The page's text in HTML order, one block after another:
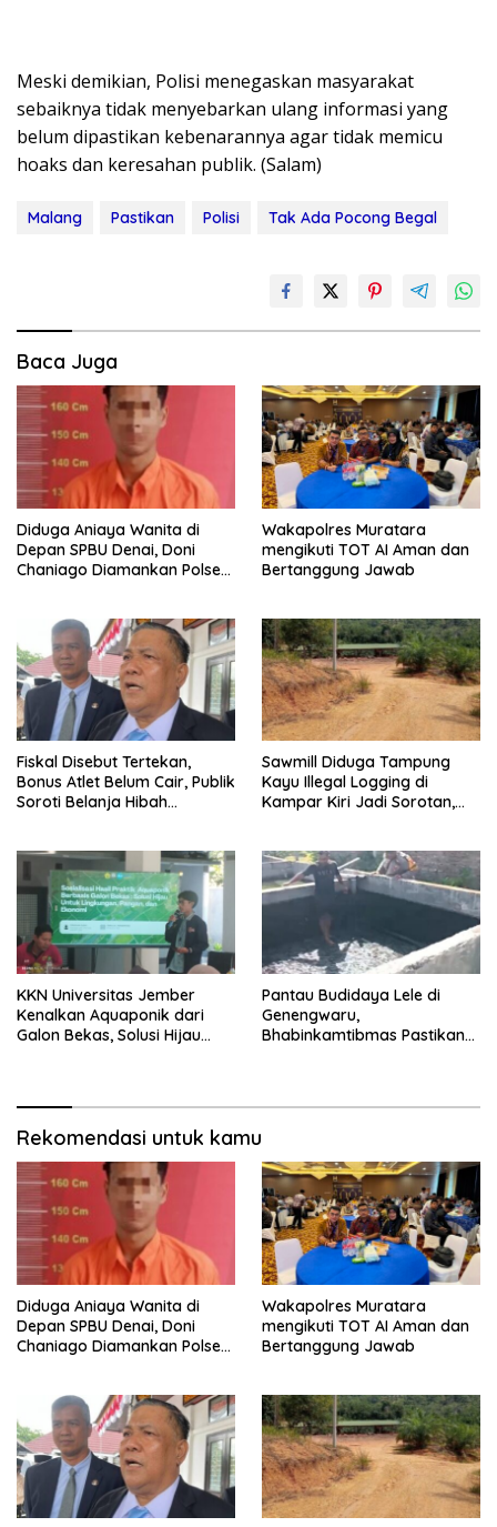
Meski demikian, Polisi menegaskan masyarakat
sebaiknya tidak menyebarkan ulang informasi yang
belum dipastikan kebenarannya agar tidak memicu
hoaks dan keresahan publik. (Salam)
Malang Pastikan Polisi Tak Ada Pocong Begal
Baca Juga
Diduga Aniaya Wanita di
Depan SPBU Denai, Doni
Chaniago Diamankan Polsek
Wakapolres Muratara
mengikuti TOT AI Aman dan
Bertanggung Jawab
Fiskal Disebut Tertekan,
Bonus Atlet Belum Cair, Publik
Soroti Belanja Hibah
Sawmill Diduga Tampung
Kayu Illegal Logging di
Kampar Kiri Jadi Sorotan,
KKN Universitas Jember
Kenalkan Aquaponik dari
Galon Bekas, Solusi Hijau
Pantau Budidaya Lele di
Genengwaru,
Bhabinkamtibmas Pastikan
Rekomendasi untuk kamu
Diduga Aniaya Wanita di
Depan SPBU Denai, Doni
Chaniago Diamankan Polsek
Wakapolres Muratara
mengikuti TOT AI Aman dan
Bertanggung Jawab